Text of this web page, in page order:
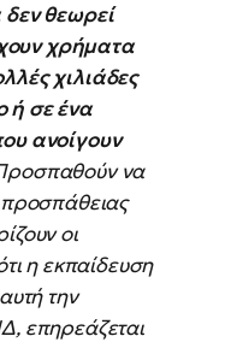
θεωρεί
χρήματα
χιλιάδες
ή σε ένα
ανοίγουν
να
προσπάθειας
οι
η εκπαίδευση
την
επηρεάζεται